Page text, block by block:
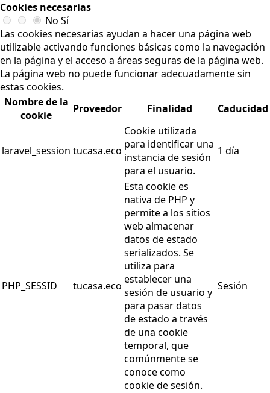
Cookies necesarias
No Sí
Las cookies necesarias ayudan a hacer una página web
utilizable activando funciones básicas como la navegación
en la página y el acceso a áreas seguras de la página web.
La página web no puede funcionar adecuadamente sin
estas cookies.
Nombre de la
cookie
Proveedor Finalidad Caducidad
laravel_session tucasa.eco
Cookie utilizada
para identificar una
instancia de sesión
para el usuario.
1 día
PHP_SESSID tucasa.eco
Esta cookie es
nativa de PHP y
permite a los sitios
web almacenar
datos de estado
serializados. Se
utiliza para
establecer una
sesión de usuario y
para pasar datos
de estado a través
de una cookie
temporal, que
comúnmente se
conoce como
cookie de sesión.
Sesión